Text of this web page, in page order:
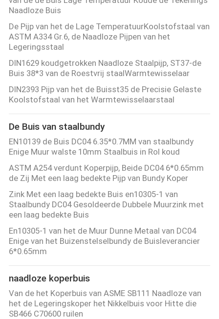
OM
EEN
CITAAT
SITEMAP
PRIVACYBELEID
Naadloze Buis
De Pijp van het de Lage TemperatuurKoolstofstaal van
ASTM A334 Gr.6, de Naadloze Pijpen van het
Legeringsstaal
DIN1629 koudgetrokken Naadloze Staalpijp, ST37-de
Buis 38*3 van de Roestvrij staalWarmtewisselaar
DIN2393 Pijp van het de Buisst35 de Precisie Gelaste
Koolstofstaal van het Warmtewisselaarstaal
De Buis van staalbundy
EN10139 de Buis DC04 6.35*0.7MM van staalbundy
Enige Muur walste 10mm Staalbuis in Rol koud
ASTM A254 verdunt Koperpijp, Beide DC04 6*0.65mm
de Zij Met een laag bedekte Pijp van Bundy Koper
Zink Met een laag bedekte Buis en10305-1 van
Staalbundy DC04 Gesoldeerde Dubbele Muurzink met
een laag bedekte Buis
En10305-1 van het de Muur Dunne Metaal van DC04
Enige van het Buizenstelselbundy de Buisleverancier
6*0.65mm
naadloze koperbuis
Van de het Koperbuis van ASME SB111 Naadloze van
het de Legeringskoper het Nikkelbuis voor Hitte die
SB466 C70600 ruilen